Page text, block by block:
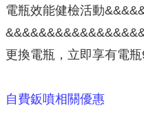
電瓶效能健檢活動
更換電瓶，立即享有電瓶
自費鈑噴相關優惠